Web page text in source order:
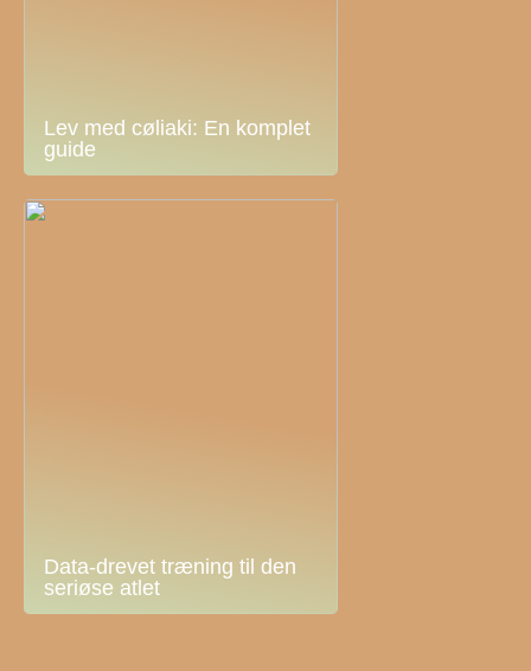
Lev med cøliaki: En komplet
guide
Data-drevet træning til den
seriøse atlet